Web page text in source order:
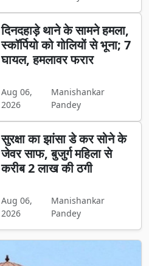
दिनदहाड़े थाने के सामने हमला,
स्कॉर्पियो को गोलियों से भूना; 7
घायल, हमलावर फरार
Aug 06,
2026
Manishankar
Pandey
सुरक्षा का झांसा डे कर सोने के
जेवर साफ, बुजुर्ग महिला से
करीब 2 लाख की ठगी
Aug 06,
2026
Manishankar
Pandey